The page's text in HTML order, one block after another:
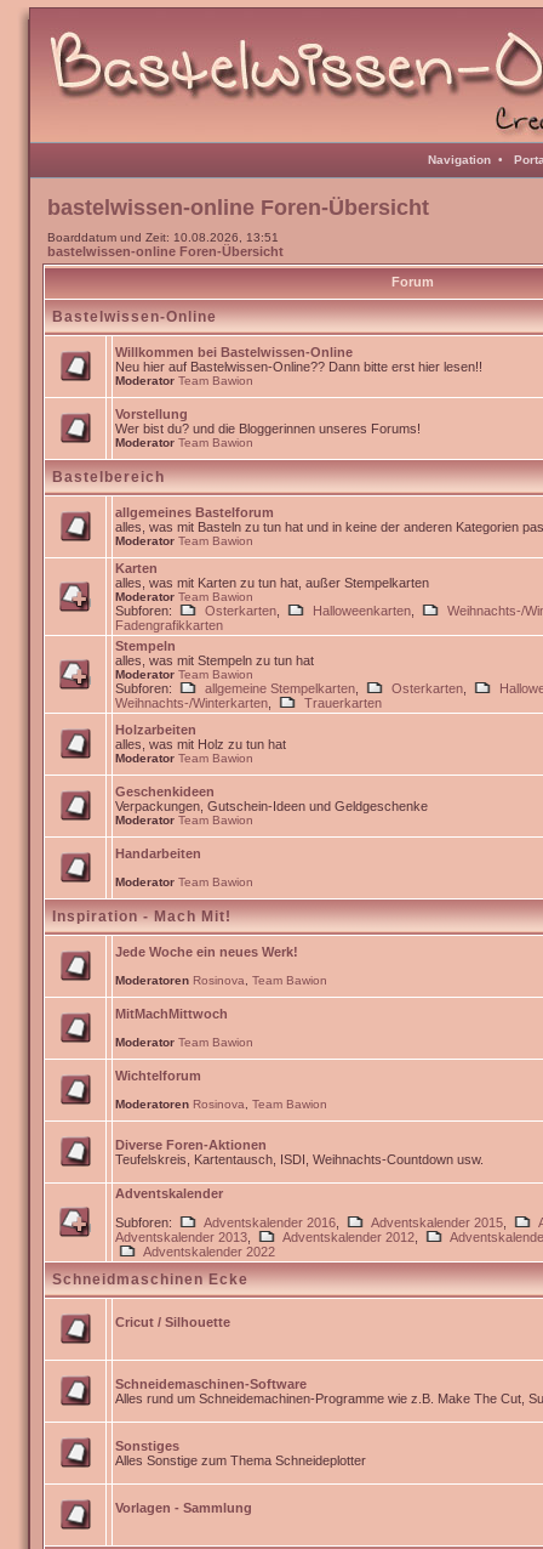
Navigation •
bastelwissen-online Foren-Übersicht
Boarddatum und Zeit: 10.08.2026, 13:51
bastelwissen-online Foren-Übersicht
Forum
Bastelwissen-Online
Willkommen bei Bastelwissen-Online
Neu hier auf Bastelwissen-Online?? Dann bitte erst hier lesen!!
Moderator Team Bawion
Vorstellung
Wer bist du? und die Bloggerinnen unseres Forums!
Moderator Team Bawion
Bastelbereich
allgemeines Bastelforum
alles, was mit Basteln zu tun hat und in keine der anderen Kategorien
Moderator Team Bawion
Karten
alles, was mit Karten zu tun hat, außer Stempelkarten
Moderator Team Bawion
Subforen: Osterkarten Halloweenkarten
Weihnachts-/
Fadengrafikkarten
Stempeln
alles, was mit Stempeln zu tun hat
Moderator Team Bawion
Subforen: allgemeine Stempelkarten Osterkarten
Weihnachts-/Winterkarten
Trauerkarten
Holzarbeiten
alles, was mit Holz zu tun hat
Moderator Team Bawion
Geschenkideen
Verpackungen, Gutschein-Ideen und Geldgeschenke
Moderator Team Bawion
Handarbeiten
Moderator Team Bawion
Inspiration - Mach Mit!
Jede Woche ein neues Werk!
Moderatoren Rosinova Team Bawion
MitMachMittwoch
Moderator Team Bawion
Wichtelforum
Moderatoren Rosinova Team Bawion
Diverse Foren-Aktionen
Teufelskreis, Kartentausch, ISDI, Weihnachts-Countdown usw.
Adventskalender
Subforen:
Adventskalender 2016 Adventskalender 2015
Adventskalender 2013
Adventskalender 2012
Adventskalender 2022
Schneidmaschinen Ecke
Cricut / Silhouette
Schneidemaschinen-Software
Alles rund um Schneidemachinen-Programme wie z.B. Make The Cut,
Sonstiges
Alles Sonstige zum Thema Schneideplotter
Vorlagen - Sammlung